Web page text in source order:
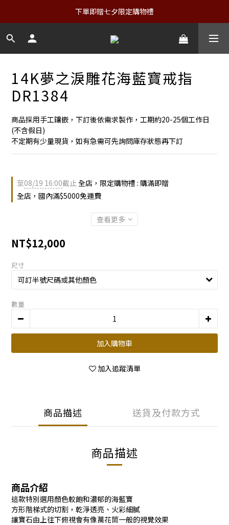
下單即贈七夕限定購物禮
14K夢之淚雕花海藍寶戒指
DR1384
商品採用手工鑲嵌，下訂後依需求製作，工期約20-25個工作日
(不含假日)
不定期有少量現貨，如有急需可先詢問庫存狀態再下訂
至08/19 16:00截止全店，限定購物禮 : 購滿即贈
全店，國內滿$5000免運費
查看更多
NT$12,000
尺寸
數量
加入購物車
加入追蹤清單
商品描述 送貨及付款方式
商品描述
商品介紹
這款特別選用顏色較飽和濃郁的海藍寶
方形階梯式的切割，乾淨透亮、火彩細膩
讓寶石由上往下俯視會有像萬花筒一般的視覺效果